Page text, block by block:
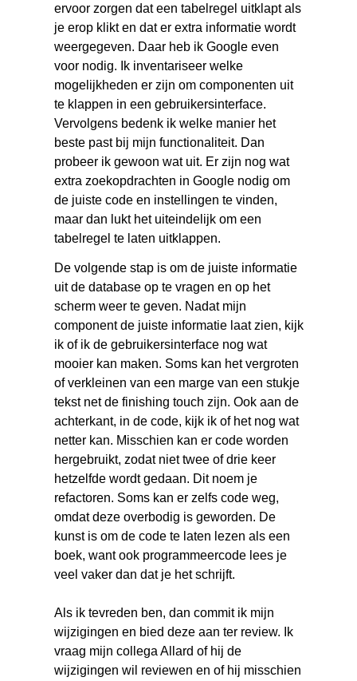
ervoor zorgen dat een tabelregel uitklapt als
je erop klikt en dat er extra informatie wordt
weergegeven. Daar heb ik Google even
voor nodig. Ik inventariseer welke
mogelijkheden er zijn om componenten uit
te klappen in een gebruikersinterface.
Vervolgens bedenk ik welke manier het
beste past bij mijn functionaliteit. Dan
probeer ik gewoon wat uit. Er zijn nog wat
extra zoekopdrachten in Google nodig om
de juiste code en instellingen te vinden,
maar dan lukt het uiteindelijk om een
tabelregel te laten uitklappen.
De volgende stap is om de juiste informatie
uit de database op te vragen en op het
scherm weer te geven. Nadat mijn
component de juiste informatie laat zien, kijk
ik of ik de gebruikersinterface nog wat
mooier kan maken. Soms kan het vergroten
of verkleinen van een marge van een stukje
tekst net de finishing touch zijn. Ook aan de
achterkant, in de code, kijk ik of het nog wat
netter kan. Misschien kan er code worden
hergebruikt, zodat niet twee of drie keer
hetzelfde wordt gedaan. Dit noem je
refactoren. Soms kan er zelfs code weg,
omdat deze overbodig is geworden. De
kunst is om de code te laten lezen als een
boek, want ook programmeercode lees je
veel vaker dan dat je het schrijft.
Als ik tevreden ben, dan commit ik mijn
wijzigingen en bied deze aan ter review. Ik
vraag mijn collega Allard of hij de
wijzigingen wil reviewen en of hij misschien